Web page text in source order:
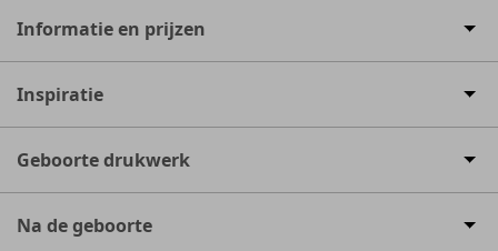
Informatie en prijzen
Inspiratie
Geboorte drukwerk
Na de geboorte